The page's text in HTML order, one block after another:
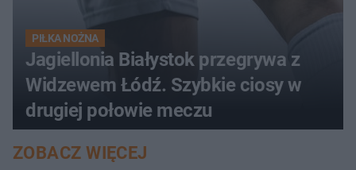
PIŁKA NOŻNA
Jagiellonia Białystok przegrywa z
Widzewem Łódź. Szybkie ciosy w
drugiej połowie meczu
ZOBACZ WIĘCEJ